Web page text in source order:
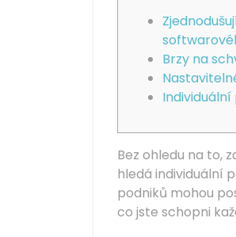
Brzy na
Bez ohledu na to,
hledá individuální
podniků mohou
co jste schopni